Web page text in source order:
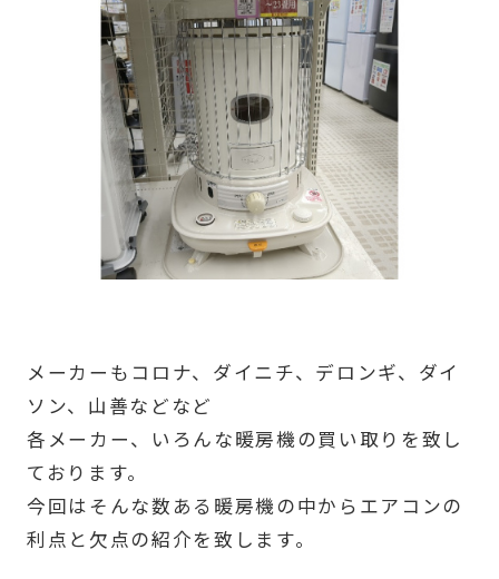
メーカーもコロナ、ダイニチ、デロンギ、ダイ
ソン、山善などなど
各メーカー、いろんな暖房機の買い取りを致し
ております。
今回はそんな数ある暖房機の中からエアコンの
利点と欠点の紹介を致します。